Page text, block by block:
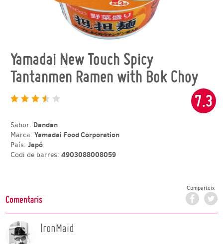
Yamadai New Touch Spicy
Tantanmen Ramen with Bok Choy
7.3
Sabor: Dandan
Marca:Yamadai Food Corporation
País:Japó
Codi de barres:4903088008059
Comentaris
Comparteix
IronMaid